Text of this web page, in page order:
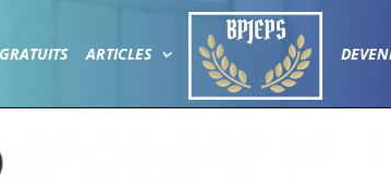
ARTICLES